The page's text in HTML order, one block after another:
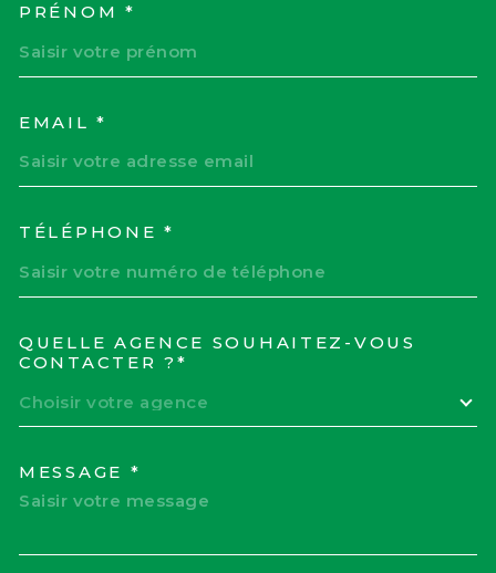
PRÉNOM *
EMAIL *
TÉLÉPHONE *
QUELLE AGENCE SOUHAITEZ-VOUS
CONTACTER ?*
Choisir votre agence
MESSAGE *